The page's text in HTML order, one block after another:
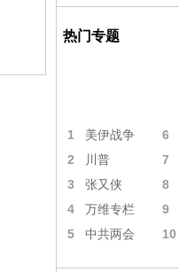
热门专题
1 美伊战争 6
2 川普 7
3 张又侠 8
4 万维专栏 9
5 中共两会 10